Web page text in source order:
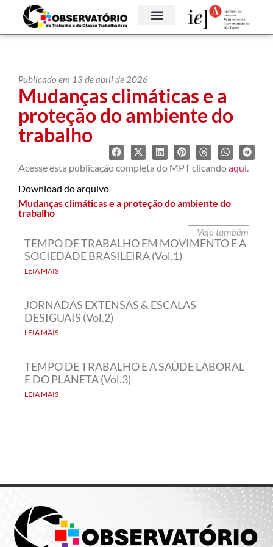
Publicado em 13 de abril de 2026
Mudanças climáticas e a
proteção do ambiente do
trabalho
Acesse esta publicação completa do MPT clicandoaqui.
Download do arquivo
Mudanças climáticas e a proteção do ambiente do
trabalho
Veja também
TEMPO DE TRABALHO EM MOVIMENTO E A
SOCIEDADE BRASILEIRA (Vol.1)
LEIA MAIS
JORNADAS EXTENSAS & ESCALAS
DESIGUAIS (Vol.2)
LEIA MAIS
TEMPO DE TRABALHO E A SAÚDE LABORAL
E DO PLANETA (Vol.3)
LEIA MAIS